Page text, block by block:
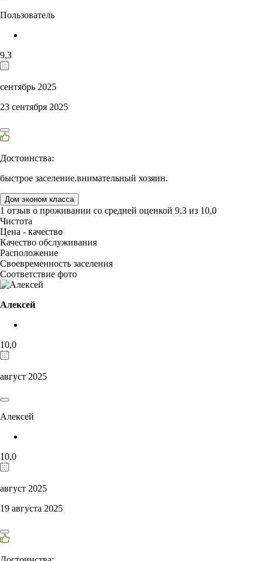
Пользователь
9,3
сентябрь 2025
23 сентября 2025
Достоинства:
быстрое заселение.внимательный хозяин.
Дом эконом класса
1 отзыв о проживании со средней оценкой 9,3 из 10,0
Чистота
Цена - качество
Качество обслуживания
Расположение
Своевременность заселения
Соответствие фото
Алексей
10,0
август 2025
Алексей
10,0
август 2025
19 августа 2025